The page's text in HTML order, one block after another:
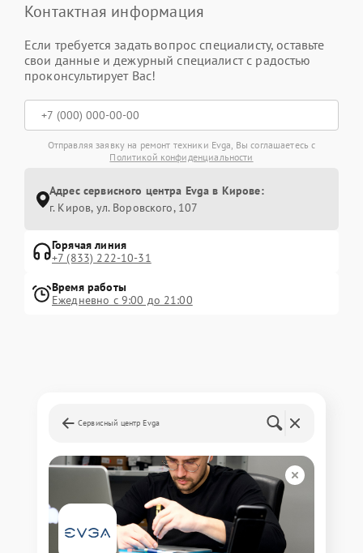
Контактная информация
Если требуется задать вопрос специалисту, оставьте
свои данные и дежурный специалист с радостью
проконсультирует Вас!
Отправляя заявку на ремонт техники Evga, Вы соглашаетесь с
Политикой конфиденциальности
Адрес сервисного центра Evga в Кирове:
г. Киров, ул. Воровского, 107
Горячая линия
+7 (833) 222-10-31
Время работы
Ежедневно с 9:00 до 21:00
Сервисный центр Evga